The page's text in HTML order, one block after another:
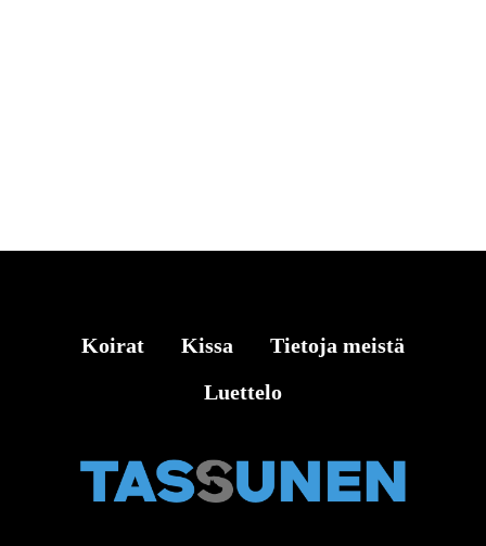
Koirat Kissa
Tietoja meistä
Luettelo